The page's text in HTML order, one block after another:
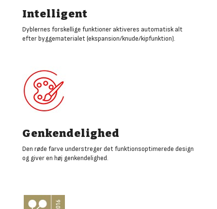
Intelligent
Dyblernes forskellige funktioner aktiveres automatisk alt
efter byggematerialet (ekspansion/knude/kipfunktion).
Genkendelighed
Den røde farve understreger det funktionsoptimerede design
og giver en høj genkendelighed.